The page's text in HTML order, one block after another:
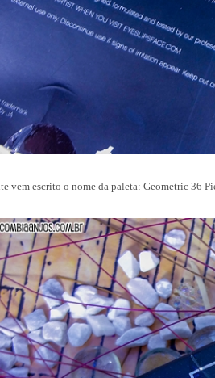
vem escrito o nome da paleta: Geometric 36